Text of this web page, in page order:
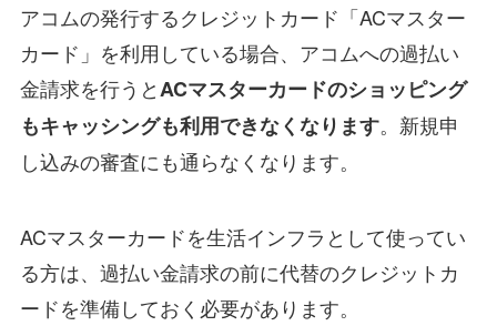
アコムの発行するクレジットカード「ACマスター
カード」を利用している場合、アコムへの過払い
金請求を行うとACマスターカードのショッピング
もキャッシングも利用できなくなります。新規申
し込みの審査にも通らなくなります。
ACマスターカードを生活インフラとして使ってい
る方は、過払い金請求の前に代替のクレジットカ
ードを準備しておく必要があります。